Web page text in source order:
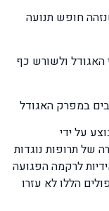
חופש תנועה
האגודל ולשורש כף
במפרק האגודל
על ידי
של תרופות נוגדות
לרקמה הפגועה
הללו לא עזרו